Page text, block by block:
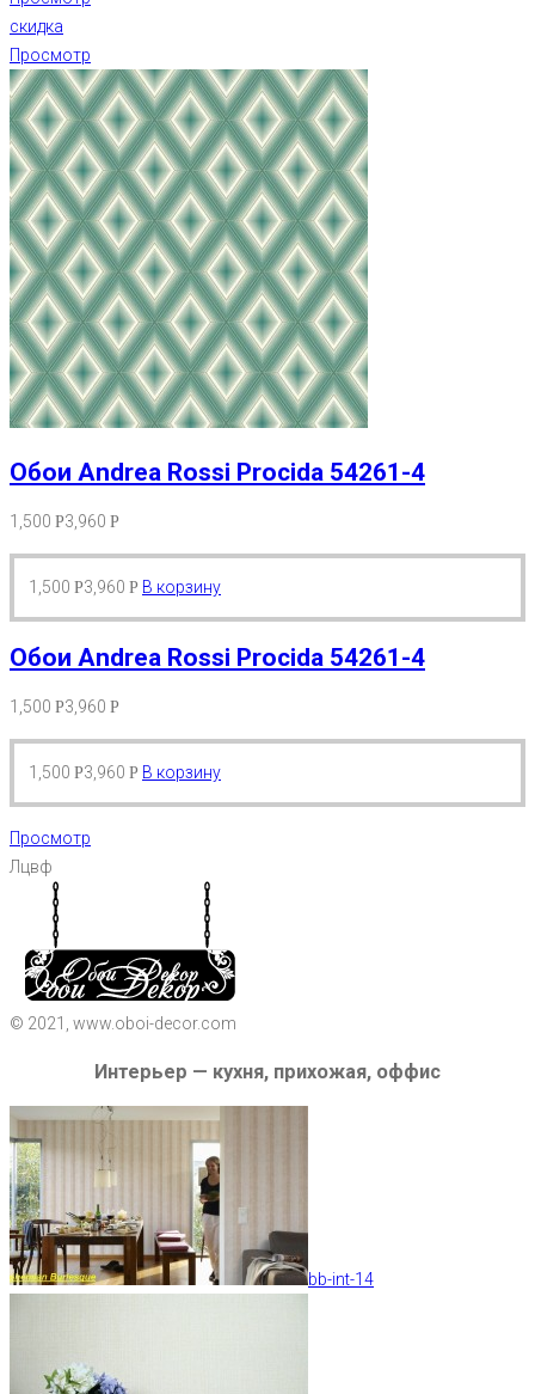
скидка
Просмотр
Обои Andrea Rossi Procida 54261-4
1,500 Р3,960 Р
1,500 Р3,960 Р В корзину
Обои Andrea Rossi Procida 54261-4
1,500 Р3,960 Р
1,500 Р3,960 Р В корзину
Просмотр
Лцвф
© 2021, www.oboi-decor.com
Интерьер — кухня, прихожая, оффис
bb-int-14